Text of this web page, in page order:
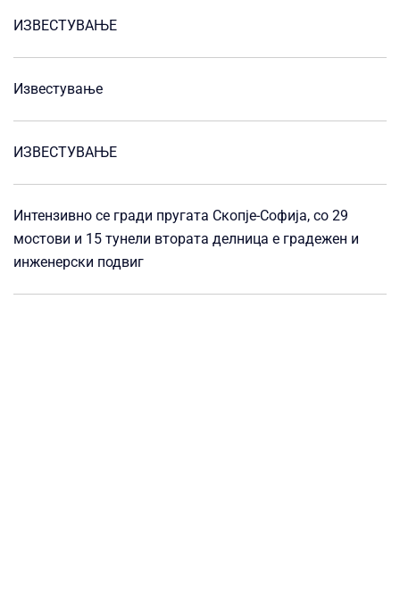
ИЗВЕСТУВАЊЕ
Известување
ИЗВЕСТУВАЊЕ
Интензивно се гради пругата Скопје-Софија, со 29
мостови и 15 тунели втората делница е градежен и
инженерски подвиг